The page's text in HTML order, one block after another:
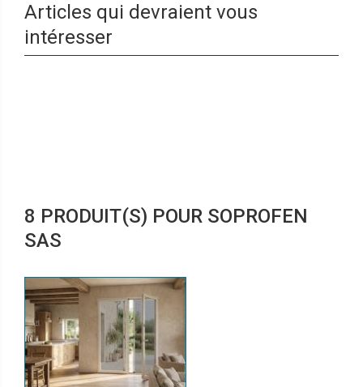
Articles qui devraient vous
intéresser
8 PRODUIT(S) POUR SOPROFEN
SAS